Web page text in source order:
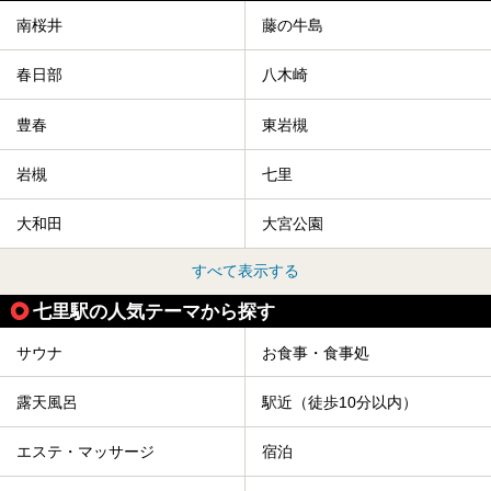
南桜井 藤の牛島
春日部 八木崎
豊春 東岩槻
岩槻 七里
大和田 大宮公園
すべて表示する
七里駅の人気テーマから探す
サウナ お食事・食事処
露天風呂 駅近（徒歩10分以内）
エステ・マッサージ 宿泊